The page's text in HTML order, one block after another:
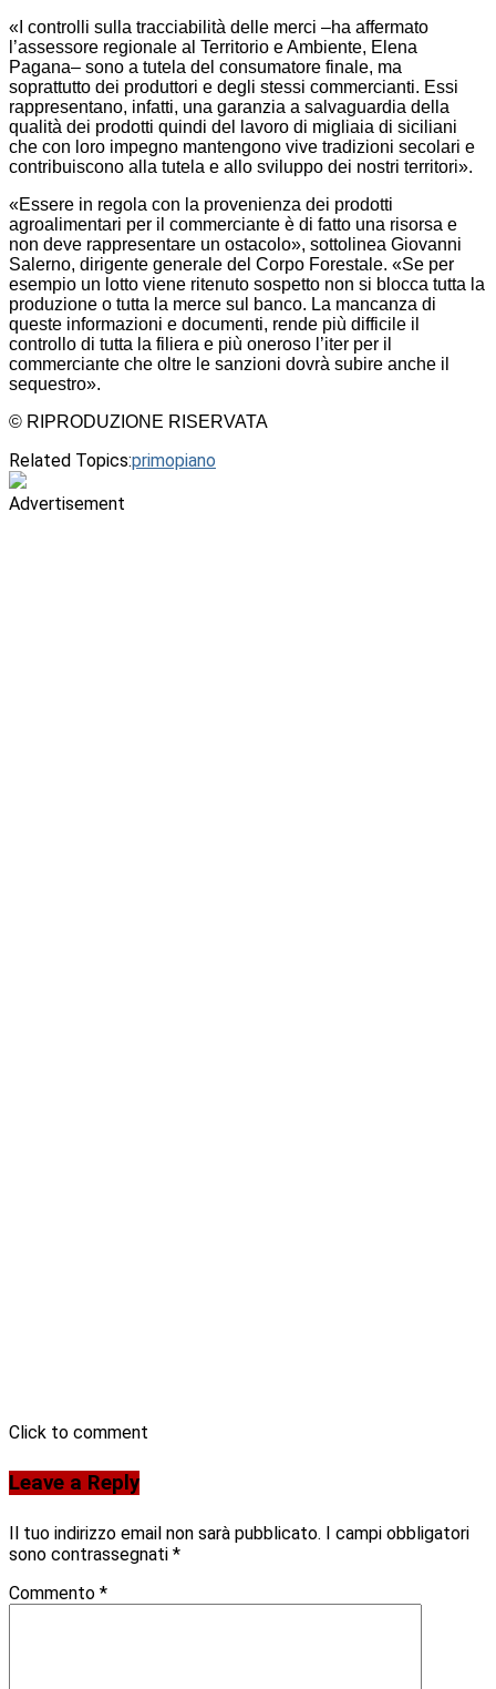
«I controlli sulla tracciabilità delle merci –ha affermato
l’assessore regionale al Territorio e Ambiente, Elena
Pagana– sono a tutela del consumatore finale, ma
soprattutto dei produttori e degli stessi commercianti. Essi
rappresentano, infatti, una garanzia a salvaguardia della
qualità dei prodotti quindi del lavoro di migliaia di siciliani
che con loro impegno mantengono vive tradizioni secolari e
contribuiscono alla tutela e allo sviluppo dei nostri territori».
«Essere in regola con la provenienza dei prodotti
agroalimentari per il commerciante è di fatto una risorsa e
non deve rappresentare un ostacolo», sottolinea Giovanni
Salerno, dirigente generale del Corpo Forestale. «Se per
esempio un lotto viene ritenuto sospetto non si blocca tutta la
produzione o tutta la merce sul banco. La mancanza di
queste informazioni e documenti, rende più difficile il
controllo di tutta la filiera e più oneroso l’iter per il
commerciante che oltre le sanzioni dovrà subire anche il
sequestro».
© RIPRODUZIONE RISERVATA
Related Topics:primopiano
Advertisement
Click to comment
Leave a Reply
Il tuo indirizzo email non sarà pubblicato. I campi obbligatori
sono contrassegnati *
Commento *